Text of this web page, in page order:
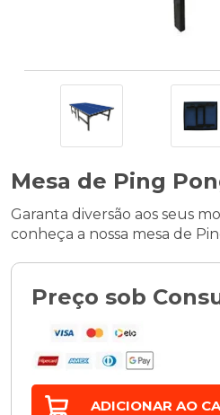
Mesa de Ping
Garanta diversão aos seus
conheça a nossa mesa de
Preço sob
ADICIONAR AO